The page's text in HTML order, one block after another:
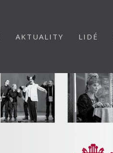
AKTUALITY LIDÉ